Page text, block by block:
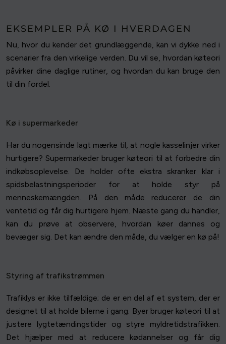
EKSEMPLER PÅ KØ I HVERDAGEN
Nu, hvor du kender det grundlæggende, kan vi dykke ned i
scenarier fra den virkelige verden. Du vil se, hvordan køteori
påvirker dine daglige rutiner, og hvordan du kan bruge den
til din fordel.
Kø i supermarkeder
Har du nogensinde lagt mærke til, at nogle kasselinjer virker
hurtigere? Supermarkeder bruger køteori til at forbedre din
indkøbsoplevelse. De holder ofte ekstra skranker klar i
spidsbelastningsperioder for at holde styr på
menneskemængden. På den måde reducerer de din
ventetid og får dig hurtigere hjem. Næste gang du handler,
kan du prøve at observere, hvordan køer dannes og
bevæger sig. Det kan ændre den måde, du vælger en kø på!
Styring af trafikstrømmen
Trafiklys er ikke tilfældige; de er en del af et system, der er
designet til at holde bilerne i gang. Byer bruger køteori til at
justere lygtetændingstider og styre myldretidstrafikken.
Det hjælper med at reducere kødannelser og får dig